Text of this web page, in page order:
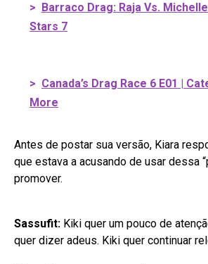
> Barraco Drag: Raja Vs.
Stars 7
> Canada’s Drag Race 6 E01 |
More
Antes de postar sua versão, Kiara
que estava a acusando de usar dessa
promover.
Sassufit: Kiki quer um pouco de
quer dizer adeus. Kiki quer continuar